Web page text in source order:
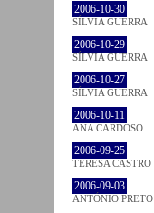
2006-10-30
SÍLVIA GUERRA
2006-10-29
SÍLVIA GUERRA
2006-10-27
SÍLVIA GUERRA
2006-10-11
ANA CARDOSO
2006-09-25
TERESA CASTRO
2006-09-03
ANTÓNIO PRETO